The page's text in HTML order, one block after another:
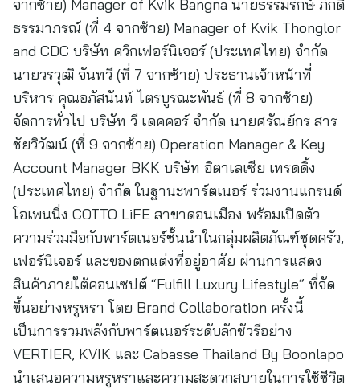
จากซ้าย) Manager of Kvik Bangna นายธรรมรักษ์ ภักดี
ธรรมาภรณ์ (ที่ 4 จากซ้าย) Manager of Kvik Thonglor
and CDC บริษัท ควิกเฟอร์นิเจอร์ (ประเทศไทย) จำกัด
นายวรวุฒิ จันทวี (ที่ 7 จากซ้าย) ประธานเจ้าหน้าที่
บริหาร คุณอภัสนันท์ ไตรบูรณะพันธ์ (ที่ 8 จากซ้าย)
จัดการทั่วไป บริษัท วี เดคคอร์ จำกัด นายศรัณย์กร สาร
ชัยวิวัฒน์ (ที่ 9 จากซ้าย) Operation Manager & Key
Account Manager BKK บริษัท อิตาเลเซีย เทรดดิ้ง
(ประเทศไทย) จำกัด ในฐานะพาร์ตเนอร์ ร่วมงานแกรนด์
โอเพนนิ่ง COTTO LiFE สาขาดอนเมือง พร้อมเปิดตัว
ความร่วมมือกับพาร์ตเนอร์ชั้นนำในกลุ่มผลิตภัณฑ์ชุดครัว,
เฟอร์นิเจอร์ และของตกแต่งที่อยู่อาศัย ผ่านการแสดง
สินค้าภายใต้คอนเซปต์ “Fulfill Luxury Lifestyle” ที่จัด
ขึ้นอย่างหรูหรา โดย Brand Collaboration ครั้งนี้
เป็นการรวมพลังกับพาร์ตเนอร์ระดับลักชัวรีอย่าง
VERTIER, KVIK และ Cabasse Thailand By Boonlapo
นำเสนอความหรูหราและความสะดวกสบายในการใช้ชีวิต